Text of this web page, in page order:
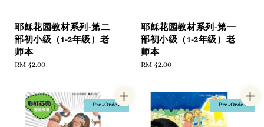
耶稣花园教材系列-第二
部初小级（1-2年级）老
师本
Regular
RM 42.00
耶稣花园教材系列-第一
部初小级（1-2年级）老
师本
Regular
RM 42.00
Pre-Order Pre-Order